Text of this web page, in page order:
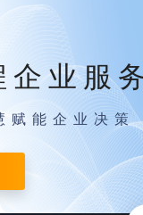
企业服
赋能企业决策